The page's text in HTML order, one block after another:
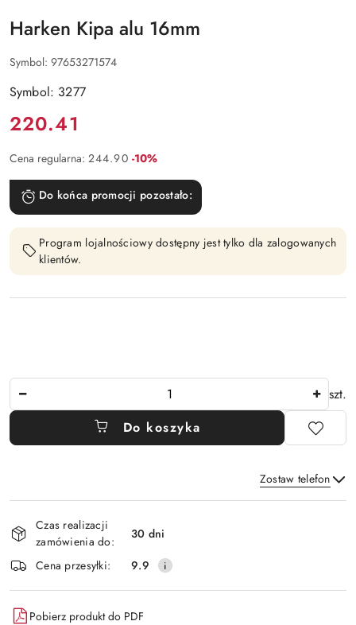
Harken Kipa alu 16mm
Symbol: 97653271574
Symbol: 3277
Cena:
220.41
Cena regularna: 244.90 Rabat:
-10%
Do końca promocji pozostało:
Program lojalnościowy dostępny jest tylko dla zalogowanych
klientów.
szt.
Do koszyka
Zostaw telefon
i
dostawa
Czas realizacji
zamówienia do:
30 dni
Cena przesyłki:
9.9
Pobierz produkt do PDF